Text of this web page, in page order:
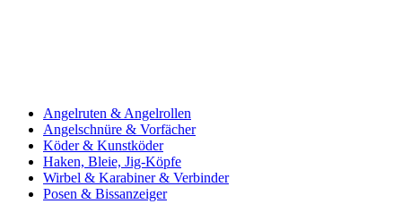
Angelruten & Angelrollen
Angelschnüre & Vorfächer
Köder & Kunstköder
Haken, Bleie, Jig-Köpfe
Wirbel & Karabiner & Verbinder
Posen & Bissanzeiger